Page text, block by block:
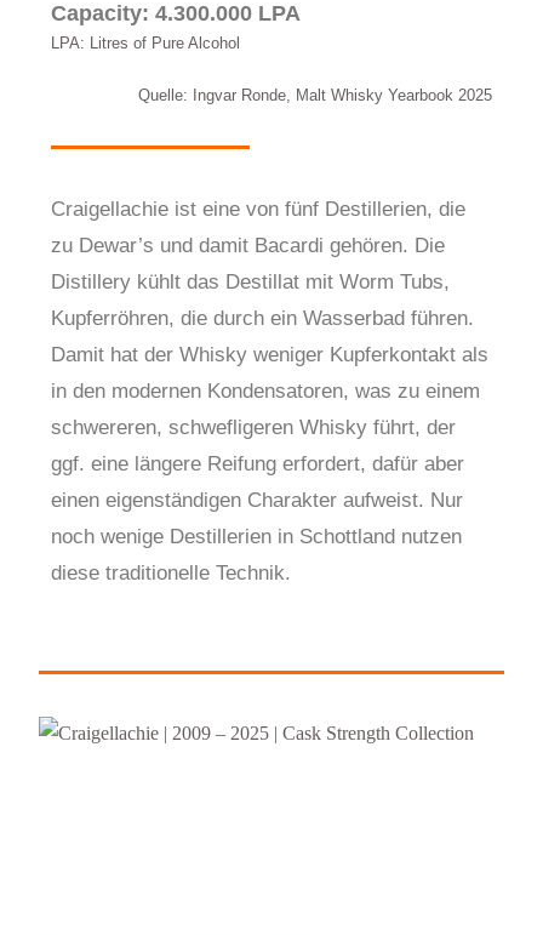
Capacity: 4.300.000 LPA
LPA: Litres of Pure Alcohol
Quelle: Ingvar Ronde, Malt Whisky Yearbook 2025
Craigellachie ist eine von fünf Destillerien, die
zu Dewar’s und damit Bacardi gehören. Die
Distillery kühlt das Destillat mit Worm Tubs,
Kupferröhren, die durch ein Wasserbad führen.
Damit hat der Whisky weniger Kupferkontakt als
in den modernen Kondensatoren, was zu einem
schwereren, schwefligeren Whisky führt, der
ggf. eine längere Reifung erfordert, dafür aber
einen eigenständigen Charakter aufweist. Nur
noch wenige Destillerien in Schottland nutzen
diese traditionelle Technik.